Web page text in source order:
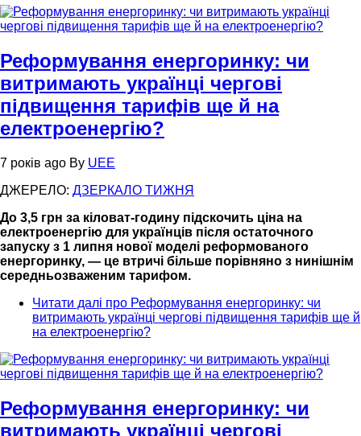
Реформування енергоринку: чи
витримають українці чергові
підвищення тарифів ще й на
електроенергію?
7 років ago By UEE
ДЖЕРЕЛО: ДЗЕРКАЛО ТИЖНЯ
До 3,5 грн за кіловат-годину підскочить ціна на
електроенергію для українців після остаточного
запуску з 1 липня нової моделі реформованого
енергоринку, — це втричі більше порівняно з нинішнім
середньозваженим тарифом.
Читати далі про Реформування енергоринку: чи
витримають українці чергові підвищення тарифів ще й
на електроенергію?
Реформування енергоринку: чи
витримають українці чергові